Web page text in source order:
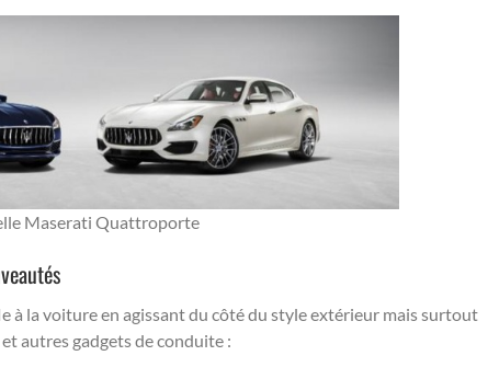
Maserati Quattroporte
à la voiture en agissant du côté du style extérieur mais surtout
autres gadgets de conduite :